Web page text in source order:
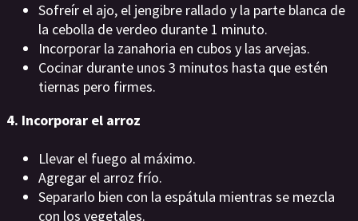
Sofreír el ajo, el jengibre rallado y la parte blanca de
la cebolla de verdeo durante 1 minuto.
Incorporar la zanahoria en cubos y las arvejas.
Cocinar durante unos 3 minutos hasta que estén
tiernas pero firmes.
4. Incorporar el arroz
Llevar el fuego al máximo.
Agregar el arroz frío.
Separarlo bien con la espátula mientras se mezcla
con los vegetales.